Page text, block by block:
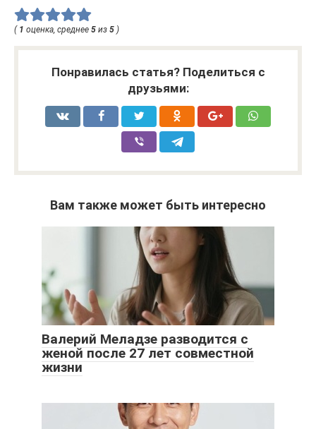
( 1 оценка, среднее 5 из 5 )
Понравилась статья? Поделиться с
друзьями:
Вам также может быть интересно
Валерий Меладзе разводится с
женой после 27 лет совместной
жизни